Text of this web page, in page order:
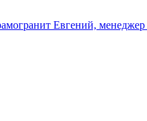
Евгений, менеджер